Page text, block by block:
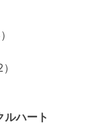
ルハート